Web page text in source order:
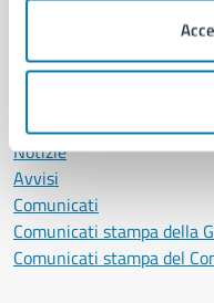
Notizie
Avvisi
Comunicati
Comunicati stampa della
Comunicati stampa del